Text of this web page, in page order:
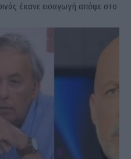
έκανε εισαγωγή απόψε στο